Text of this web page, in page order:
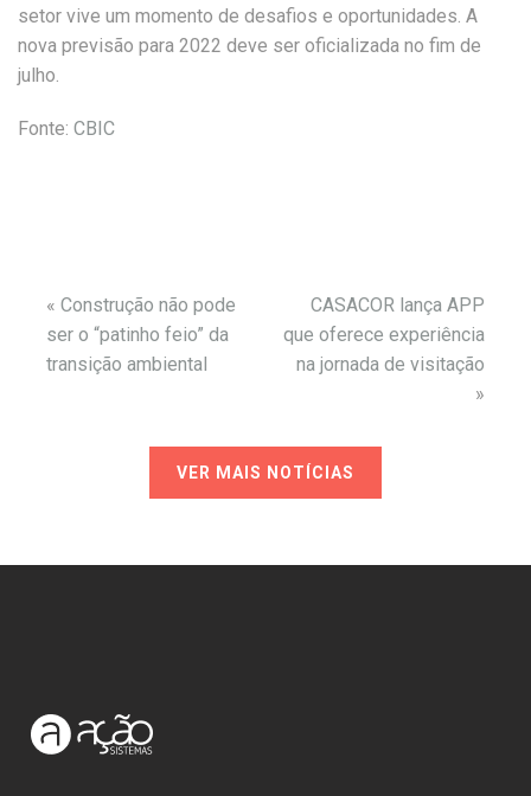
setor vive um momento de desafios e oportunidades. A
nova previsão para 2022 deve ser oficializada no fim de
julho.
Fonte: CBIC
« Construção não pode
ser o “patinho feio” da
transição ambiental
CASACOR lança APP
que oferece experiência
na jornada de visitação
»
VER MAIS NOTÍCIAS